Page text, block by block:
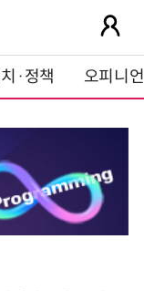
·정책 오피니언